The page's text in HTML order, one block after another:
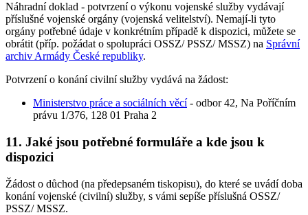
Náhradní doklad - potvrzení o výkonu vojenské služby vydávají
příslušné vojenské orgány (vojenská velitelství). Nemají-li tyto
orgány potřebné údaje v konkrétním případě k dispozici, můžete se
obrátit (příp. požádat o spolupráci OSSZ/ PSSZ/ MSSZ) na Správní
archiv Armády České republiky.
Potvrzení o konání civilní služby vydává na žádost:
Ministerstvo práce a sociálních věcí- odbor 42, Na Poříčním
právu 1/376, 128 01 Praha 2
11. Jaké jsou potřebné formuláře a kde jsou k
dispozici
Žádost o důchod (na předepsaném tiskopisu), do které se uvádí doba
konání vojenské (civilní) služby, s vámi sepíše příslušná OSSZ/
PSSZ/ MSSZ.